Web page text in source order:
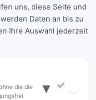
uns, diese Seite und
Daten an bis zu
Ihre Auswahl jederzeit
die die
▾